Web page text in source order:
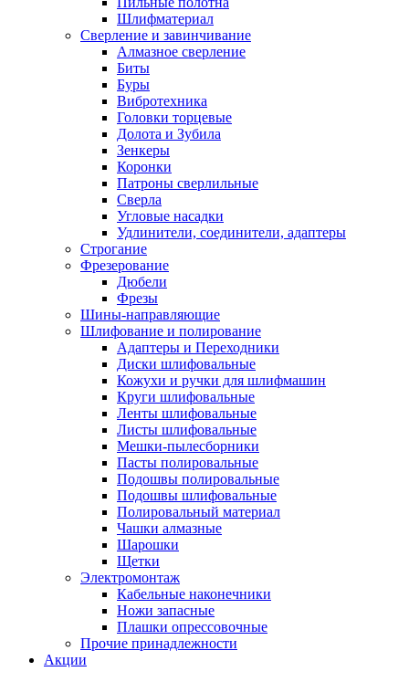
Шлифматериал
Сверление и завинчивание
Алмазное сверление
Биты
Буры
Вибротехника
Головки торцевые
Долота и Зубила
Зенкеры
Коронки
Патроны сверлильные
Сверла
Угловые насадки
Удлинители, соединители, адаптеры
Строгание
Фрезерование
Дюбели
Фрезы
Шины-направляющие
Шлифование и полирование
Адаптеры и Переходники
Диски шлифовальные
Кожухи и ручки для шлифмашин
Круги шлифовальные
Ленты шлифовальные
Листы шлифовальные
Мешки-пылесборники
Пасты полировальные
Подошвы полировальные
Подошвы шлифовальные
Полировальный материал
Чашки алмазные
Шарошки
Щетки
Электромонтаж
Кабельные наконечники
Ножи запасные
Плашки опрессовочные
Прочие принадлежности
Акции